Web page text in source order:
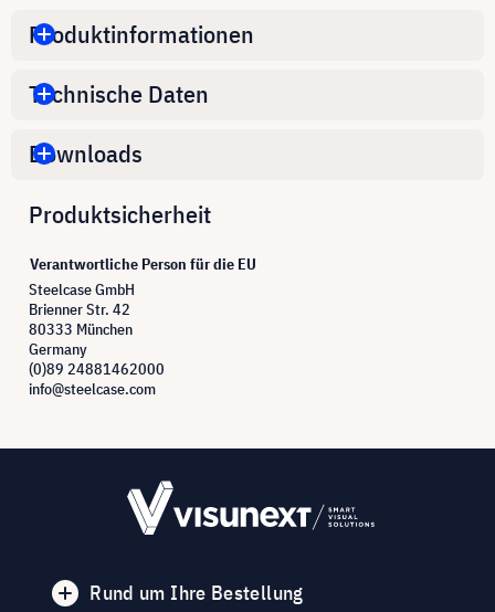
Produktinformationen
Technische Daten
Downloads
Produktsicherheit
Verantwortliche Person für die EU
Steelcase GmbH
Brienner Str. 42
80333 München
Germany
(0)89 24881462000
info@steelcase.com
Rund um Ihre Bestellung